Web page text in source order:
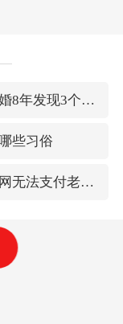
男子结婚8年发现3个女儿均非亲生
些习俗
游客没网无法支付老板用弹舌幽默化解